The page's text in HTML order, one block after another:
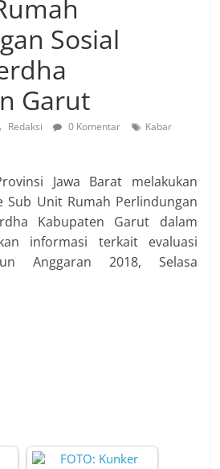
Sosial
Garut
Redaksi 0 Komentar
Kabar
Jawa Barat melakukan
Sub Unit Rumah Perlindungan
Kabupaten Garut dalam
informasi terkait evaluasi
Anggaran 2018, Selasa